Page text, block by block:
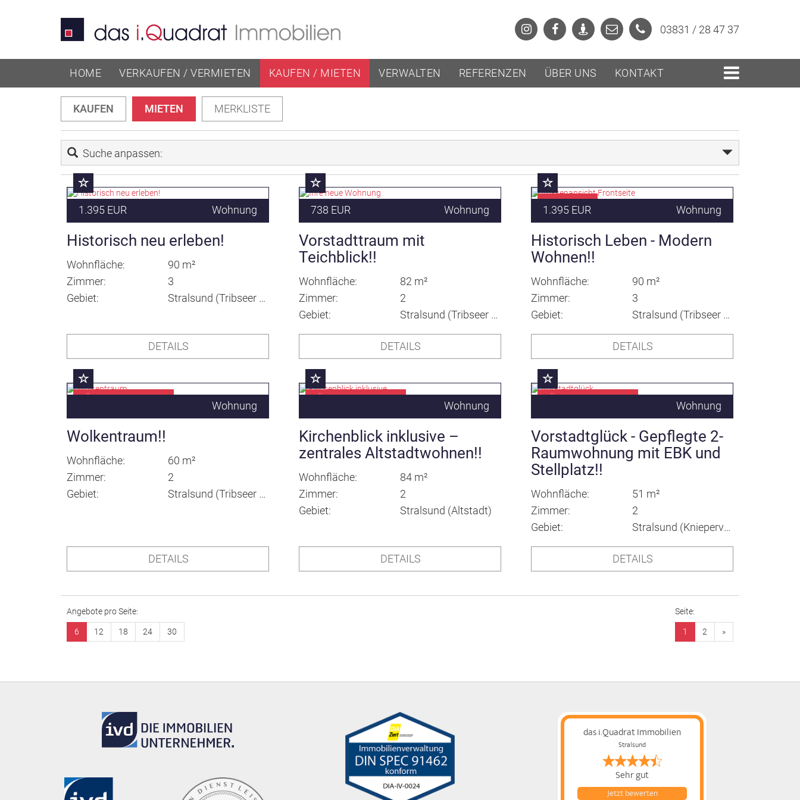
03831 / 28 47 37
HOME VERKAUFEN / VERMIETEN KAUFEN / MIETEN VERWALTEN REFERENZEN ÜBER UNS KONTAKT
KAUFEN MIETEN MERKLISTE
Suche anpassen:
1.395 EUR Wohnung
Historisch neu erleben!
Wohnfläche
90 m²
Zimmer
3
Gebiet
Stralsund (Tribseer Vorstadt)
DETAILS
738 EUR Wohnung
Vorstadttraum mit
Teichblick!!
Wohnfläche
82 m²
Zimmer
2
Gebiet
Stralsund (Tribseer Vorstadt)
DETAILS
RESERVIERT
1.395 EUR Wohnung
Historisch Leben - Modern
Wohnen!!
Wohnfläche
90 m²
Zimmer
3
Gebiet
Stralsund (Tribseer Vorstadt)
DETAILS
KÜRZLICH VERMITTELT
Wohnung
Wolkentraum!!
Wohnfläche
60 m²
Zimmer
2
Gebiet
Stralsund (Tribseer Vorstadt)
DETAILS
KÜRZLICH VERMITTELT
Wohnung
Kirchenblick inklusive –
zentrales Altstadtwohnen!!
Wohnfläche
84 m²
Zimmer
2
Gebiet
Stralsund (Altstadt)
DETAILS
KÜRZLICH VERMITTELT
Wohnung
Vorstadtglück - Gepflegte 2-
Raumwohnung mit EBK und
Stellplatz!!
Wohnfläche
51 m²
Zimmer
2
Gebiet
Stralsund (Kniepervorstadt)
DETAILS
Angebote pro Seite:
6 12 18 24 30
Seite:
1 2 »
das i.Quadrat Immobilien
Stralsund
Sehr gut
Jetzt bewerten